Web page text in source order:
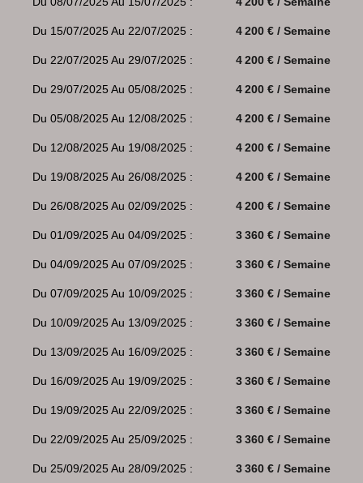
Du 15/07/2025 Au 22/07/2025 : 4 200 € / Semaine
Du 22/07/2025 Au 29/07/2025 : 4 200 € / Semaine
Du 29/07/2025 Au 05/08/2025 : 4 200 € / Semaine
Du 05/08/2025 Au 12/08/2025 : 4 200 € / Semaine
Du 12/08/2025 Au 19/08/2025 : 4 200 € / Semaine
Du 19/08/2025 Au 26/08/2025 : 4 200 € / Semaine
Du 26/08/2025 Au 02/09/2025 : 4 200 € / Semaine
Du 01/09/2025 Au 04/09/2025 : 3 360 € / Semaine
Du 04/09/2025 Au 07/09/2025 : 3 360 € / Semaine
Du 07/09/2025 Au 10/09/2025 : 3 360 € / Semaine
Du 10/09/2025 Au 13/09/2025 : 3 360 € / Semaine
Du 13/09/2025 Au 16/09/2025 : 3 360 € / Semaine
Du 16/09/2025 Au 19/09/2025 : 3 360 € / Semaine
Du 19/09/2025 Au 22/09/2025 : 3 360 € / Semaine
Du 22/09/2025 Au 25/09/2025 : 3 360 € / Semaine
Du 25/09/2025 Au 28/09/2025 : 3 360 € / Semaine